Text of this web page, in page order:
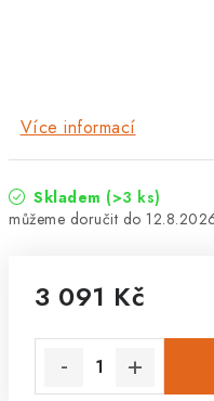
Více informací
Skladem (>3 ks)
3 091 Kč